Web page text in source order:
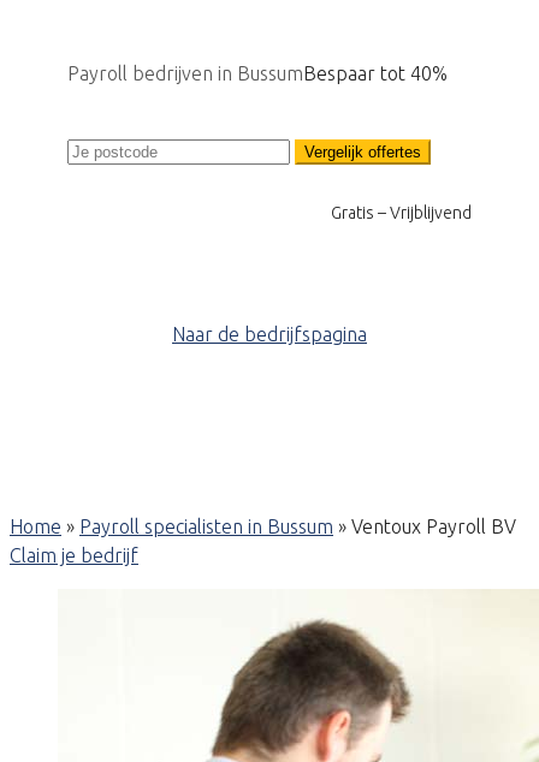
Payroll bedrijven in BussumBespaar tot 40%
Vergelijk offertes
Gratis – Vrijblijvend
Naar de bedrijfspagina
Home » Payroll specialisten in Bussum » Ventoux Payroll BV
Claim je bedrijf